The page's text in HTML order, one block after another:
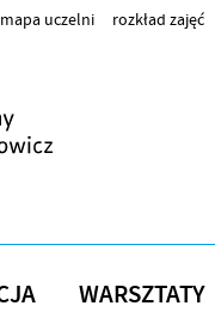
mapa uczelni rozkład zajęć
WARSZTATY